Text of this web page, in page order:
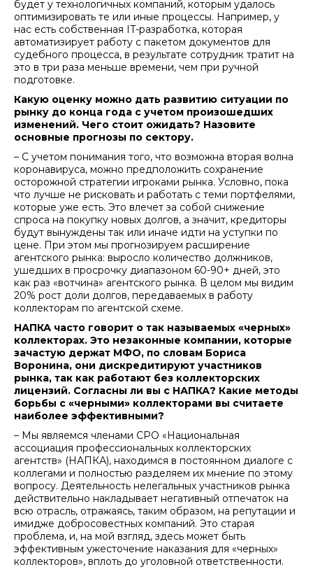
будет у технологичных компаний, которым удалось
оптимизировать те или иные процессы. Например, у
нас есть собственная IT-разработка, которая
автоматизирует работу с пакетом документов для
судебного процесса, в результате сотрудник тратит на
это в три раза меньше времени, чем при ручной
подготовке.
Какую оценку можно дать развитию ситуации по
рынку до конца года с учетом произошедших
изменений. Чего стоит ожидать? Назовите
основные прогнозы по сектору.
– С учетом понимания того, что возможна вторая волна
коронавируса, можно предположить сохранение
осторожной стратегии игроками рынка. Условно, пока
что лучше не рисковать и работать с теми портфелями,
которые уже есть. Это влечет за собой снижение
спроса на покупку новых долгов, а значит, кредиторы
будут вынуждены так или иначе идти на уступки по
цене. При этом мы прогнозируем расширение
агентского рынка: выросло количество должников,
ушедших в просрочку диапазоном 60-90+ дней, это
как раз «вотчина» агентского рынка. В целом мы видим
20% рост доли долгов, передаваемых в работу
коллекторам по агентской схеме.
НАПКА часто говорит о так называемых «черных»
коллекторах. Это незаконные компании, которые
зачастую держат МФО, по словам Бориса
Воронина, они дискредитируют участников
рынка, так как работают без коллекторских
лицензий. Согласны ли вы с НАПКА? Какие методы
борьбы с «черными» коллекторами вы считаете
наиболее эффективными?
– Мы являемся членами СРО «Национальная
ассоциация профессиональных коллекторских
агентств» (НАПКА), находимся в постоянном диалоге с
коллегами и полностью разделяем их мнение по этому
вопросу. Деятельность нелегальных участников рынка
действительно накладывает негативный отпечаток на
всю отрасль, отражаясь, таким образом, на репутации и
имидже добросовестных компаний. Это старая
проблема, и, на мой взгляд, здесь может быть
эффективным ужесточение наказания для «черных»
коллекторов», вплоть до уголовной ответственности.